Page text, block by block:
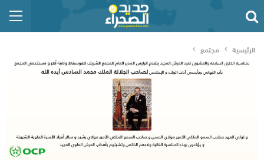
الرئيسية مجتمع